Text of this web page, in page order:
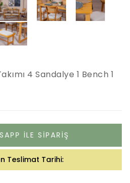
4 Sandalye 1 Bench 1
ILE SIPARIŞ
Teslimat Tarihi: